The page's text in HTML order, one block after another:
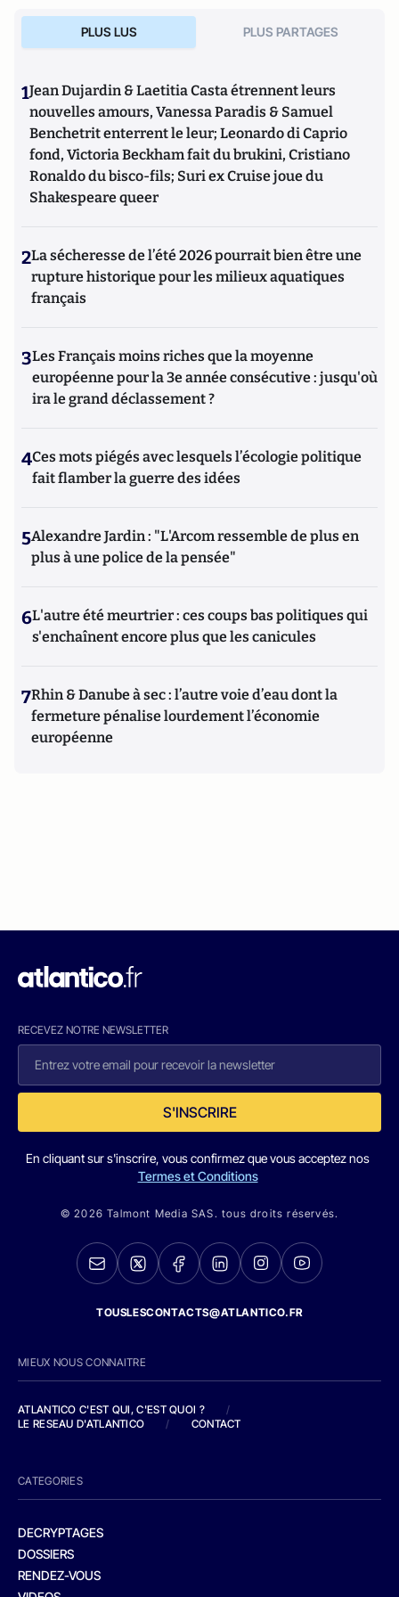
PLUS LUS PLUS PARTAGES
1Jean Dujardin & Laetitia Casta étrennent leurs
nouvelles amours, Vanessa Paradis & Samuel
Benchetrit enterrent le leur; Leonardo di Caprio
fond, Victoria Beckham fait du brukini, Cristiano
Ronaldo du bisco-fils; Suri ex Cruise joue du
Shakespeare queer
2La sécheresse de l’été 2026 pourrait bien être une
rupture historique pour les milieux aquatiques
français
3Les Français moins riches que la moyenne
européenne pour la 3e année consécutive : jusqu'où
ira le grand déclassement ?
4Ces mots piégés avec lesquels l’écologie politique
fait flamber la guerre des idées
5Alexandre Jardin : "L'Arcom ressemble de plus en
plus à une police de la pensée"
6L'autre été meurtrier : ces coups bas politiques qui
s'enchaînent encore plus que les canicules
7Rhin & Danube à sec : l’autre voie d’eau dont la
fermeture pénalise lourdement l’économie
européenne
RECEVEZ NOTRE NEWSLETTER
S'INSCRIRE
En cliquant sur s'inscrire, vous confirmez que vous acceptez nos
Termes et Conditions
© 2026 Talmont Media SAS. tous droits réservés.
TOUSLESCONTACTS@ATLANTICO.FR
MIEUX NOUS CONNAITRE
ATLANTICO C'EST QUI, C'EST QUOI ?
/
LE RESEAU D'ATLANTICO
/ CONTACT
CATEGORIES
DECRYPTAGES
DOSSIERS
RENDEZ-VOUS